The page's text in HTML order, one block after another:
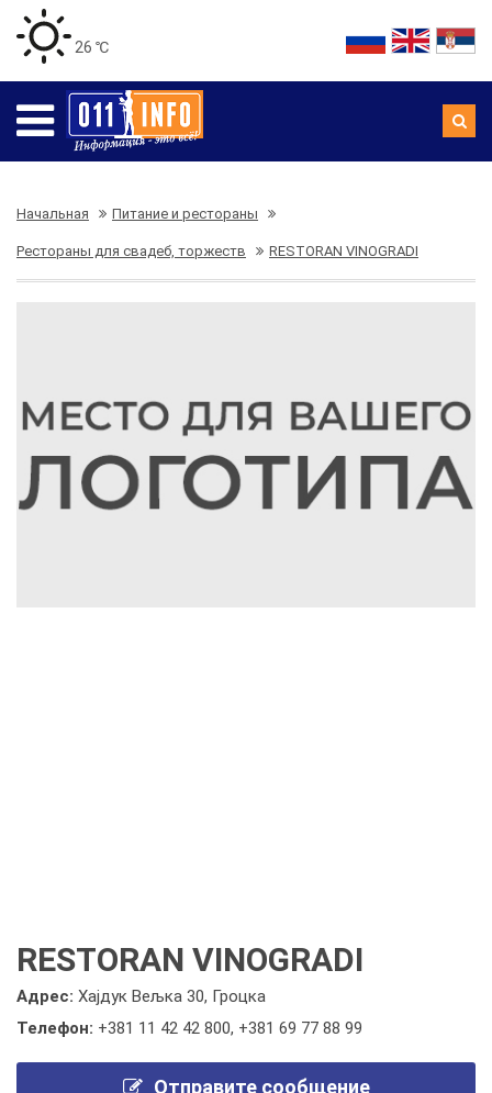
26 ℃
Начальная Питание и рестораны
Рестораны для свадеб, торжеств RESTORAN VINOGRADI
RESTORAN VINOGRADI
Адрес: Хајдук Вељка 30, Гроцка
Телефон: +381 11 42 42 800, +381 69 77 88 99
Отправите сообщение